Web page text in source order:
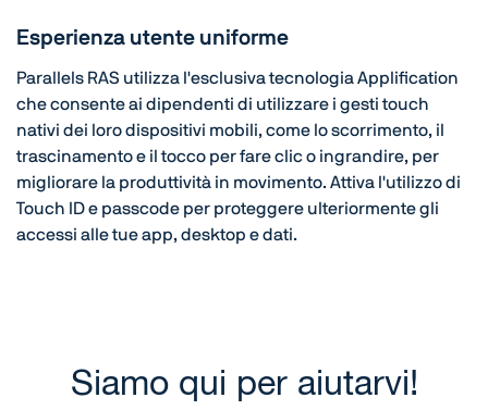
Esperienza utente uniforme
Parallels RAS utilizza l'esclusiva tecnologia Applification
che consente ai dipendenti di utilizzare i gesti touch
nativi dei loro dispositivi mobili, come lo scorrimento, il
trascinamento e il tocco per fare clic o ingrandire, per
migliorare la produttività in movimento. Attiva l'utilizzo di
Touch ID e passcode per proteggere ulteriormente gli
accessi alle tue app, desktop e dati.
Siamo qui per aiutarvi!